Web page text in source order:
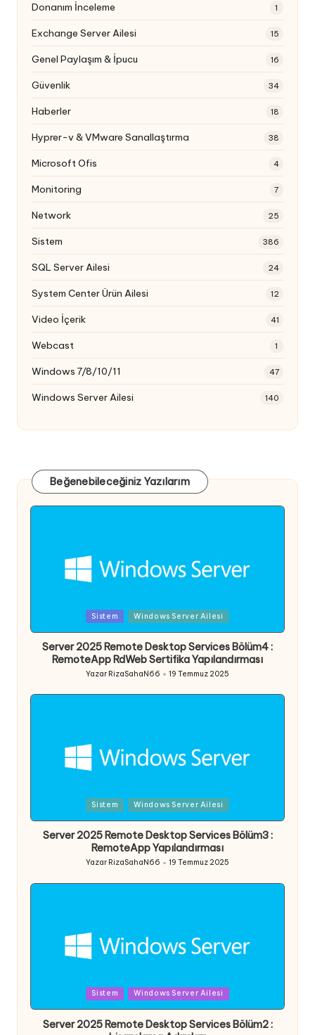
Donanım İnceleme 1
Exchange Server Ailesi 15
Genel Paylaşım & İpucu 16
Güvenlik 34
Haberler 18
Hyprer-v & VMware Sanallaştırma 38
Microsoft Ofis 4
Monitoring 7
Network 25
Sistem 386
SQL Server Ailesi 24
System Center Ürün Ailesi 12
Video İçerik 41
Webcast 1
Windows 7/8/10/11 47
Windows Server Ailesi 140
Beğenebileceğiniz Yazılarım
in
Sistem Windows Server Ailesi
Server 2025 Remote Desktop Services Bölüm4 :
RemoteApp RdWeb Sertifika Yapılandırması
Posted
by
Yazar RizaSahaN66 19 Temmuz 2025
in
Sistem Windows Server Ailesi
Server 2025 Remote Desktop Services Bölüm3 :
RemoteApp Yapılandırması
Yazar RizaSahaN66 19 Temmuz 2025
in
Sistem Windows Server Ailesi
Server 2025 Remote Desktop Services Bölüm2 :